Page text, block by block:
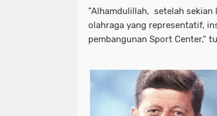
"Alhamdulillah, setelah sekian
olahraga yang representatif,
pembangunan Sport Center,"